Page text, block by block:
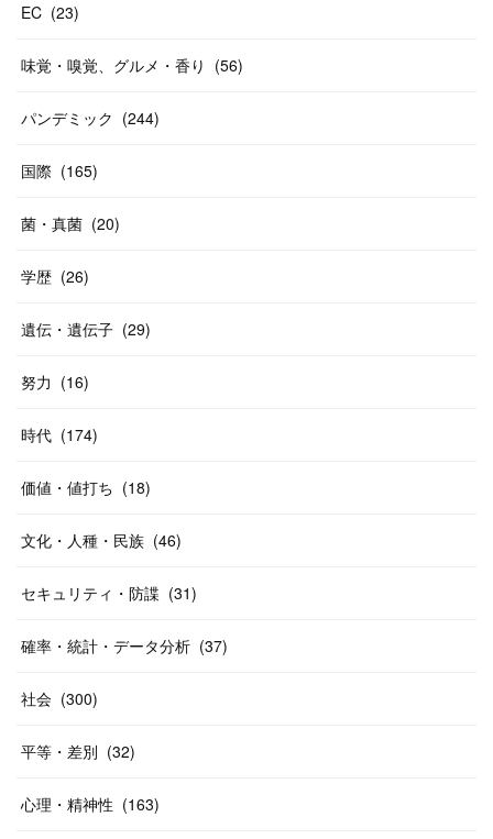
EC (23)
味覚・嗅覚、グルメ・香り (56)
パンデミック (244)
国際 (165)
菌・真菌 (20)
学歴 (26)
遺伝・遺伝子 (29)
努力 (16)
時代 (174)
価値・値打ち (18)
文化・人種・民族 (46)
セキュリティ・防諜 (31)
確率・統計・データ分析 (37)
社会 (300)
平等・差別 (32)
心理・精神性 (163)